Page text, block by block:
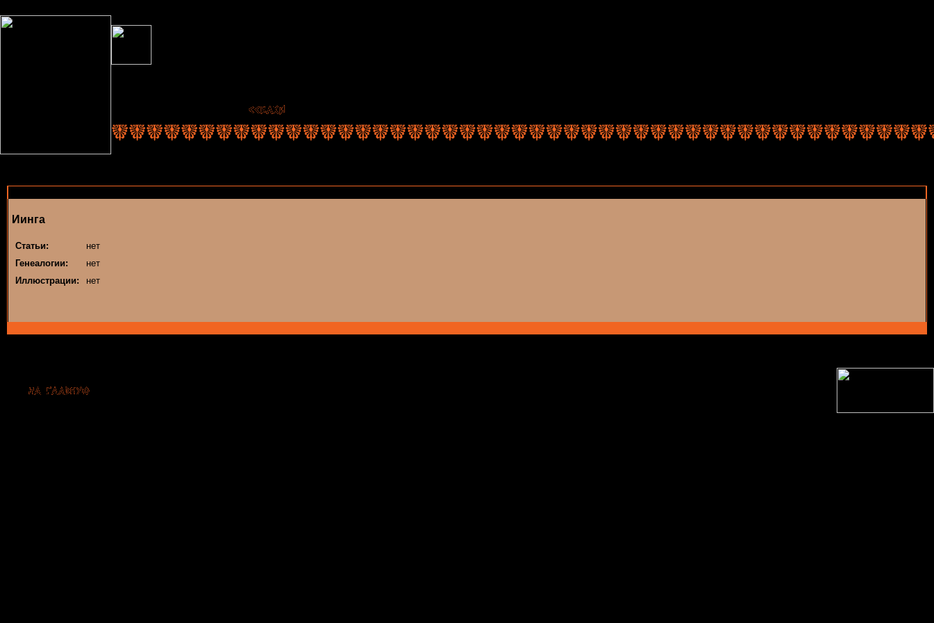
Иинга
Статьи:
нет
Генеалогии:
нет
Иллюстрации:
нет